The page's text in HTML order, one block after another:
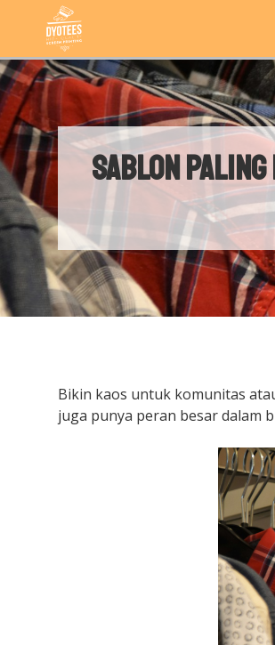
Sablon Paling
Bikin kaos untuk komunitas
juga punya peran besar dalam